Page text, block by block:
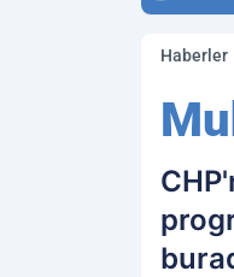
Haberler